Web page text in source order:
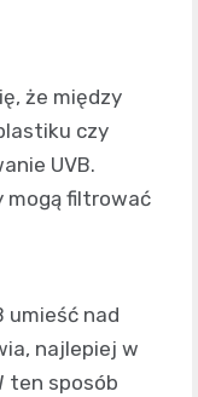
że między
czy
UVB.
mogą filtrować
umieść nad
najlepiej w
ten sposób